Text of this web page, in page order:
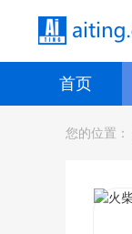
首页
您的位置：